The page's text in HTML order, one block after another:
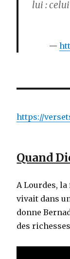
lui :
https://
Quand
A Lourdes,
vivait dans
donne
des